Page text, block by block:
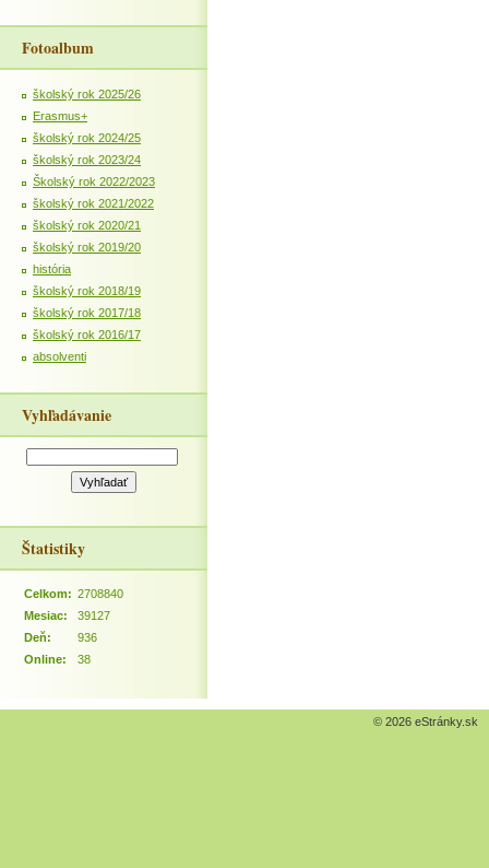
Fotoalbum
školský rok 2025/26
Erasmus+
školský rok 2024/25
školský rok 2023/24
Školský rok 2022/2023
školský rok 2021/2022
školský rok 2020/21
školský rok 2019/20
história
školský rok 2018/19
školský rok 2017/18
školský rok 2016/17
absolventi
Vyhľadávanie
Štatistiky
Online: 38
Celkom: 2708840
Mesiac:
39127
Deň:
936
© 2026 eStránky.sk